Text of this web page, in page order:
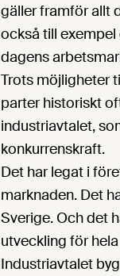
gäller framför allt
också till
dagens
Trots möjligheter
parter historiskt
industriavtalet,
konkurrenskraft.
Det har legat i
marknaden. Det
Sverige. Och det
utveckling för
Industriavtalet